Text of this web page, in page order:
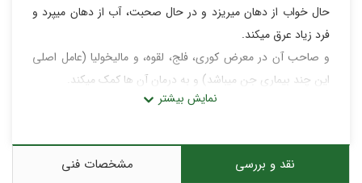
حال خواب از دهان میریزد و در حال صحبت، آب از دهان میپرد و
فرد زیاد عرق میکند.
و صاحب آن در معرض کوری، فلج، لقوه، و مالیخولیا (عامل اصلی
این چند بیماری جن میباشد) و به درمان آن ها کمک میکند.
و همچنین درمان رماتیسم است، ترشح آب بینی را فورا قطع می
نقد و بررسی
مشخصات فنی